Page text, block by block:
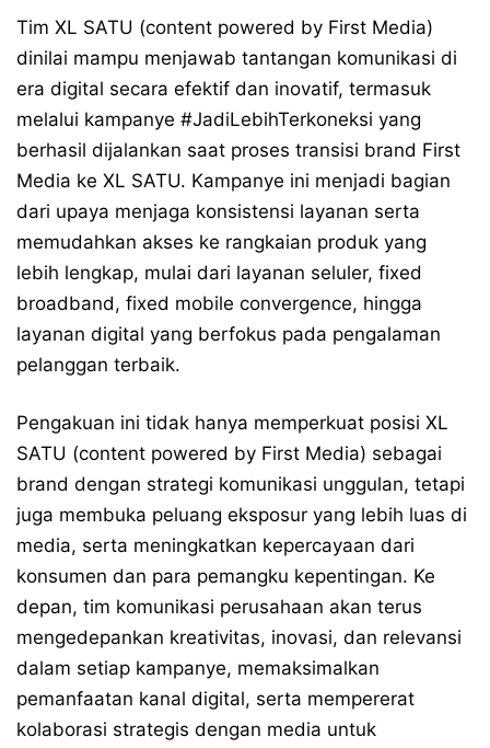
Tim XL SATU (content powered by First Media)
dinilai mampu menjawab tantangan komunikasi di
era digital secara efektif dan inovatif, termasuk
melalui kampanye #JadiLebihTerkoneksi yang
berhasil dijalankan saat proses transisi brand First
Media ke XL SATU. Kampanye ini menjadi bagian
dari upaya menjaga konsistensi layanan serta
memudahkan akses ke rangkaian produk yang
lebih lengkap, mulai dari layanan seluler, fixed
broadband, fixed mobile convergence, hingga
layanan digital yang berfokus pada pengalaman
pelanggan terbaik.
Pengakuan ini tidak hanya memperkuat posisi XL
SATU (content powered by First Media) sebagai
brand dengan strategi komunikasi unggulan, tetapi
juga membuka peluang eksposur yang lebih luas di
media, serta meningkatkan kepercayaan dari
konsumen dan para pemangku kepentingan. Ke
depan, tim komunikasi perusahaan akan terus
mengedepankan kreativitas, inovasi, dan relevansi
dalam setiap kampanye, memaksimalkan
pemanfaatan kanal digital, serta mempererat
kolaborasi strategis dengan media untuk